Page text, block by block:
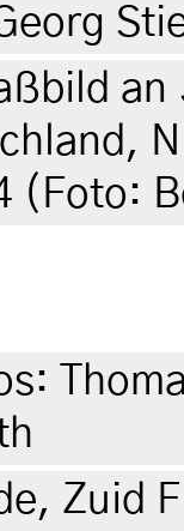
an
(Foto:
Zuid